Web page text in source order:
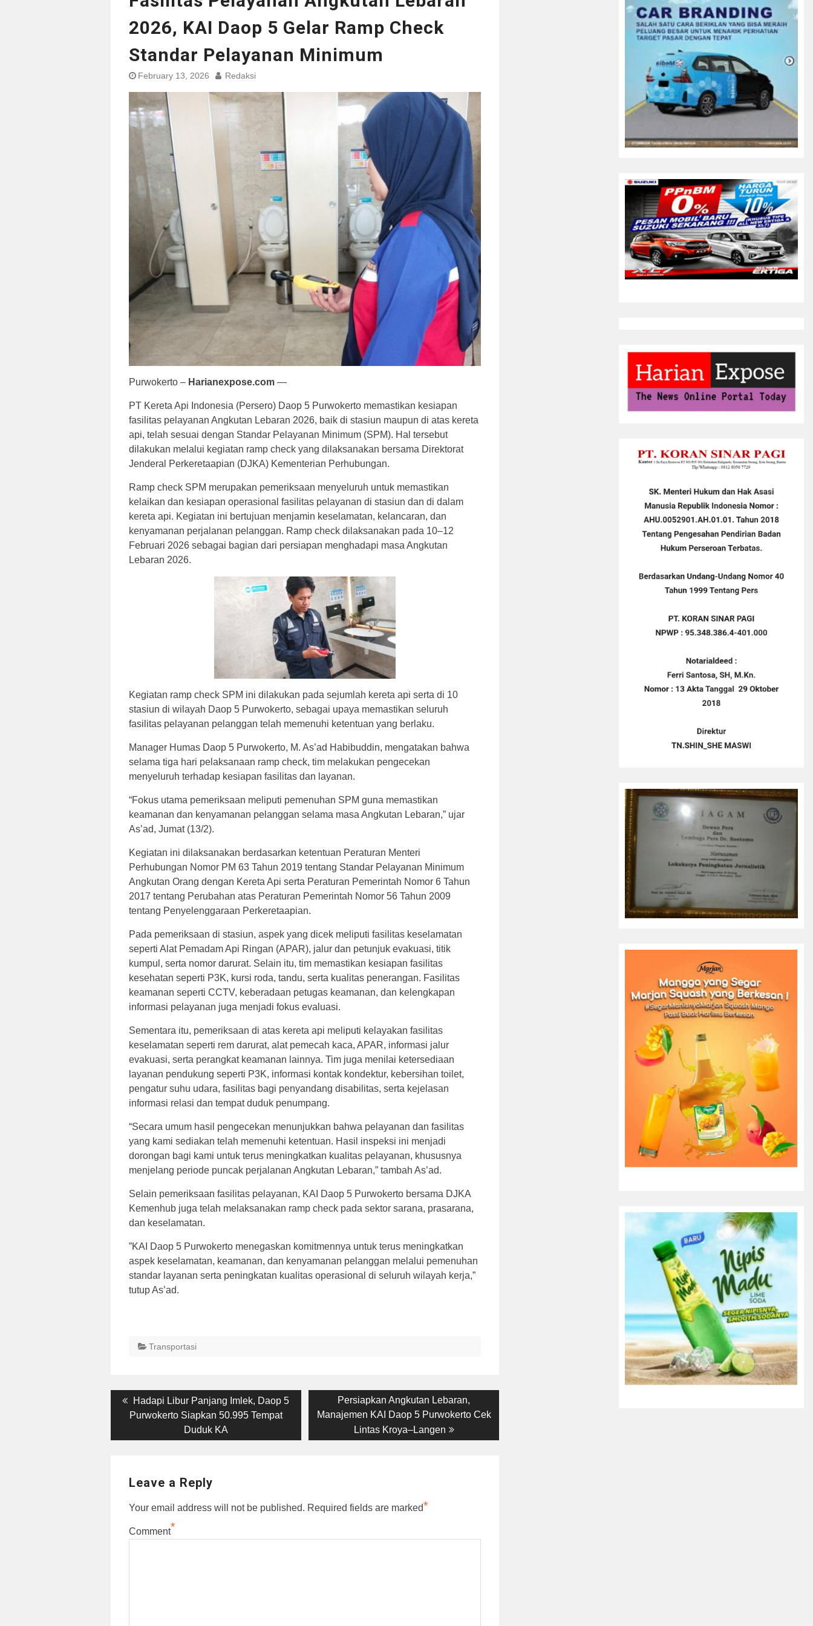
2026, KAI Daop 5 Gelar Ramp Check
Standar Pelayanan Minimum
February 13, 2026 Redaksi
Purwokerto – Harianexpose.com —
PT Kereta Api Indonesia (Persero) Daop 5 Purwokerto memastikan kesiapan
fasilitas pelayanan Angkutan Lebaran 2026, baik di stasiun maupun di atas kereta
api, telah sesuai dengan Standar Pelayanan Minimum (SPM). Hal tersebut
dilakukan melalui kegiatan ramp check yang dilaksanakan bersama Direktorat
Jenderal Perkeretaapian (DJKA) Kementerian Perhubungan.
Ramp check SPM merupakan pemeriksaan menyeluruh untuk memastikan
kelaikan dan kesiapan operasional fasilitas pelayanan di stasiun dan di dalam
kereta api. Kegiatan ini bertujuan menjamin keselamatan, kelancaran, dan
kenyamanan perjalanan pelanggan. Ramp check dilaksanakan pada 10–12
Februari 2026 sebagai bagian dari persiapan menghadapi masa Angkutan
Lebaran 2026.
Kegiatan ramp check SPM ini dilakukan pada sejumlah kereta api serta di 10
stasiun di wilayah Daop 5 Purwokerto, sebagai upaya memastikan seluruh
fasilitas pelayanan pelanggan telah memenuhi ketentuan yang berlaku.
Manager Humas Daop 5 Purwokerto, M. As’ad Habibuddin, mengatakan bahwa
selama tiga hari pelaksanaan ramp check, tim melakukan pengecekan
menyeluruh terhadap kesiapan fasilitas dan layanan.
“Fokus utama pemeriksaan meliputi pemenuhan SPM guna memastikan
keamanan dan kenyamanan pelanggan selama masa Angkutan Lebaran,” ujar
As’ad, Jumat (13/2).
Kegiatan ini dilaksanakan berdasarkan ketentuan Peraturan Menteri
Perhubungan Nomor PM 63 Tahun 2019 tentang Standar Pelayanan Minimum
Angkutan Orang dengan Kereta Api serta Peraturan Pemerintah Nomor 6 Tahun
2017 tentang Perubahan atas Peraturan Pemerintah Nomor 56 Tahun 2009
tentang Penyelenggaraan Perkeretaapian.
Pada pemeriksaan di stasiun, aspek yang dicek meliputi fasilitas keselamatan
seperti Alat Pemadam Api Ringan (APAR), jalur dan petunjuk evakuasi, titik
kumpul, serta nomor darurat. Selain itu, tim memastikan kesiapan fasilitas
kesehatan seperti P3K, kursi roda, tandu, serta kualitas penerangan. Fasilitas
keamanan seperti CCTV, keberadaan petugas keamanan, dan kelengkapan
informasi pelayanan juga menjadi fokus evaluasi.
Sementara itu, pemeriksaan di atas kereta api meliputi kelayakan fasilitas
keselamatan seperti rem darurat, alat pemecah kaca, APAR, informasi jalur
evakuasi, serta perangkat keamanan lainnya. Tim juga menilai ketersediaan
layanan pendukung seperti P3K, informasi kontak kondektur, kebersihan toilet,
pengatur suhu udara, fasilitas bagi penyandang disabilitas, serta kejelasan
informasi relasi dan tempat duduk penumpang.
“Secara umum hasil pengecekan menunjukkan bahwa pelayanan dan fasilitas
yang kami sediakan telah memenuhi ketentuan. Hasil inspeksi ini menjadi
dorongan bagi kami untuk terus meningkatkan kualitas pelayanan, khususnya
menjelang periode puncak perjalanan Angkutan Lebaran,” tambah As’ad.
Selain pemeriksaan fasilitas pelayanan, KAI Daop 5 Purwokerto bersama DJKA
Kemenhub juga telah melaksanakan ramp check pada sektor sarana, prasarana,
dan keselamatan.
”KAI Daop 5 Purwokerto menegaskan komitmennya untuk terus meningkatkan
aspek keselamatan, keamanan, dan kenyamanan pelanggan melalui pemenuhan
standar layanan serta peningkatan kualitas operasional di seluruh wilayah kerja,”
tutup As’ad.
Transportasi
Post
navigation
Previous
post:
Hadapi Libur Panjang Imlek, Daop 5
Purwokerto Siapkan 50.995 Tempat
Duduk KA
Next
post:
Persiapkan Angkutan Lebaran,
Manajemen KAI Daop 5 Purwokerto Cek
Lintas Kroya–Langen
Leave a Reply
Your email address will not be published. Required fields are marked*
Comment*